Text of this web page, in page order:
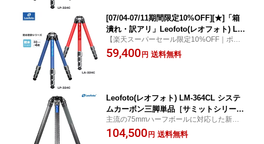
[07/04-07/11期間限定10%OFF][★]「箱
潰れ・訳アリ」Leofoto(レオフォト) LP-
324C/LA-324C 防水防砂カーボン三脚単
品
【楽天スーパーセール限定10%OFF｜ポイ
ント変倍】 Leofoto LP-324C/LA-324C 防水
防砂カーボン三脚単品
59,400 円 送料無料
Leofoto(レオフォト) LM-364CL システ
ムカーボン三脚単品［サミットシリーズ
｜最大脚径36mm｜4段｜3/8インチ対応
｜75mmハーフボール対応］◎
主流の75mmハーフボールに対応した新シ
ステム三脚「LMサミット（LM SUMMI
T）」シリーズ。高品質なボディとカーボン
104,500 円 送料無料